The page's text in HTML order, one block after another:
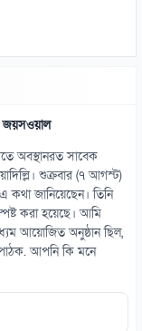
জয়সওয়াল
অবস্থানরত সাবেক
শুক্রবার (৭ আগস্ট)
কথা জানিয়েছেন। তিনি
করা হয়েছে। আমি
আয়োজিত অনুষ্ঠান ছিল,
আপনি কি মনে